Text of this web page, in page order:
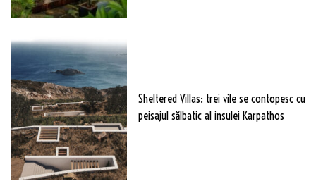
Sheltered Villas: trei vile se contopesc cu
peisajul sălbatic al insulei Karpathos